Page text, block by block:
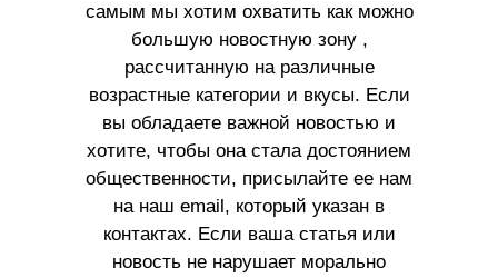
самым мы хотим охватить как можно
большую новостную зону ,
рассчитанную на различные
возрастные категории и вкусы. Если
вы обладаете важной новостью и
хотите, чтобы она стала достоянием
общественности, присылайте ее нам
на наш email, который указан в
контактах. Если ваша статья или
новость не нарушает морально